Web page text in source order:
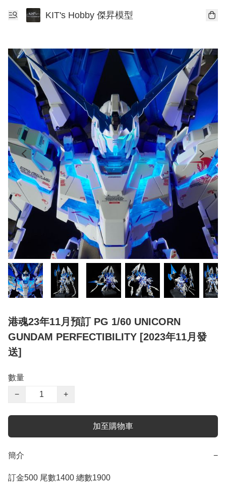
KIT's Hobby 傑昇模型
港魂23年11月預訂 PG 1/60 UNICORN
GUNDAM PERFECTIBILITY [2023年11月發
送]
數量
−
+
加至購物車
簡介 −
訂金500 尾數1400 總數1900